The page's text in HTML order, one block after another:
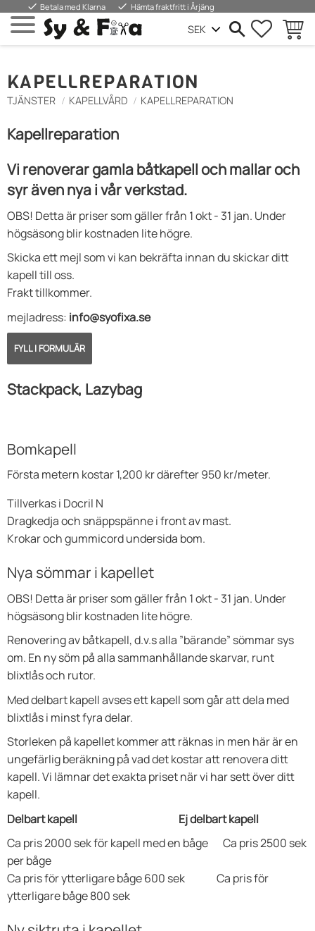
Meny
done Betala med Klarna done Hämta fraktfritt i Årjäng
KAPELLREPARATION
TJÄNSTER KAPELLVÅRD KAPELLREPARATION
Kapellreparation
Vi renoverar gamla båtkapell och mallar och
syr även nya i vår verkstad.
OBS! Detta är priser som gäller från 1 okt - 31 jan. Under
högsäsong blir kostnaden lite högre.
Skicka ett mejl som vi kan bekräfta innan du skickar ditt
kapell till oss.
Frakt tillkommer.
mejladress: info@syofixa.se
FYLL I FORMULÄR
Stackpack, Lazybag
Bomkapell
Första metern kostar 1,200 kr därefter 950 kr/meter.
Tillverkas i Docril N
Dragkedja och snäppspänne i front av mast.
Krokar och gummicord undersida bom.
Nya sömmar i kapellet
OBS! Detta är priser som gäller från 1 okt - 31 jan. Under
högsäsong blir kostnaden lite högre.
Renovering av båtkapell, d.v.s alla ”bärande” sömmar sys
om. En ny söm på alla sammanhållande skarvar, runt
blixtlås och rutor.
Med delbart kapell avses ett kapell som går att dela med
blixtlås i minst fyra delar.
Storleken på kapellet kommer att räknas in men här är en
ungefärlig beräkning på vad det kostar att renovera ditt
kapell. Vi lämnar det exakta priset när vi har sett över ditt
kapell.
Delbart kapell Ej delbart kapell
Ca pris 2000 sek för kapell med en båge Ca pris 2500 sek
per båge
Ca pris för ytterligare båge 600 sek Ca pris för
ytterligare båge 800 sek